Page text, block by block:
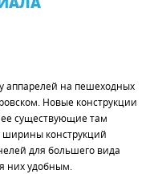
аппарелей на пешеходных
Новые конструкции
существующие там
ширины конструкций
для большего вида
них удобным.